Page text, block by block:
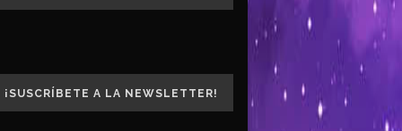
¡SUSCRÍBETE A LA NEWSLETTER!